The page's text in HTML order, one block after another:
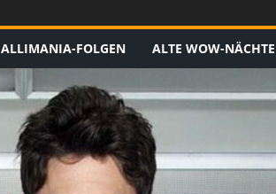
ALLIMANIA-FOLGEN ALTE WOW-NÄCHTE